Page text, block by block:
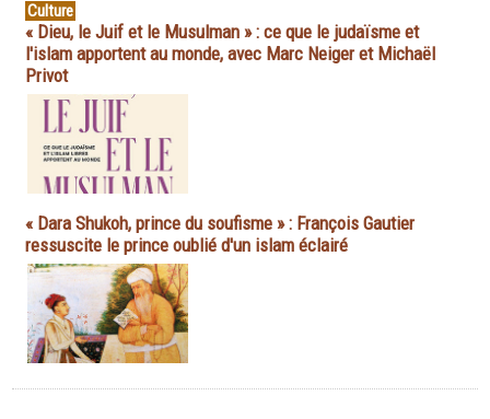
Culture
« Dieu, le Juif et le Musulman » : ce que le judaïsme et
l'islam apportent au monde, avec Marc Neiger et Michaël
Privot
« Dara Shukoh, prince du soufisme » : François Gautier
ressuscite le prince oublié d'un islam éclairé